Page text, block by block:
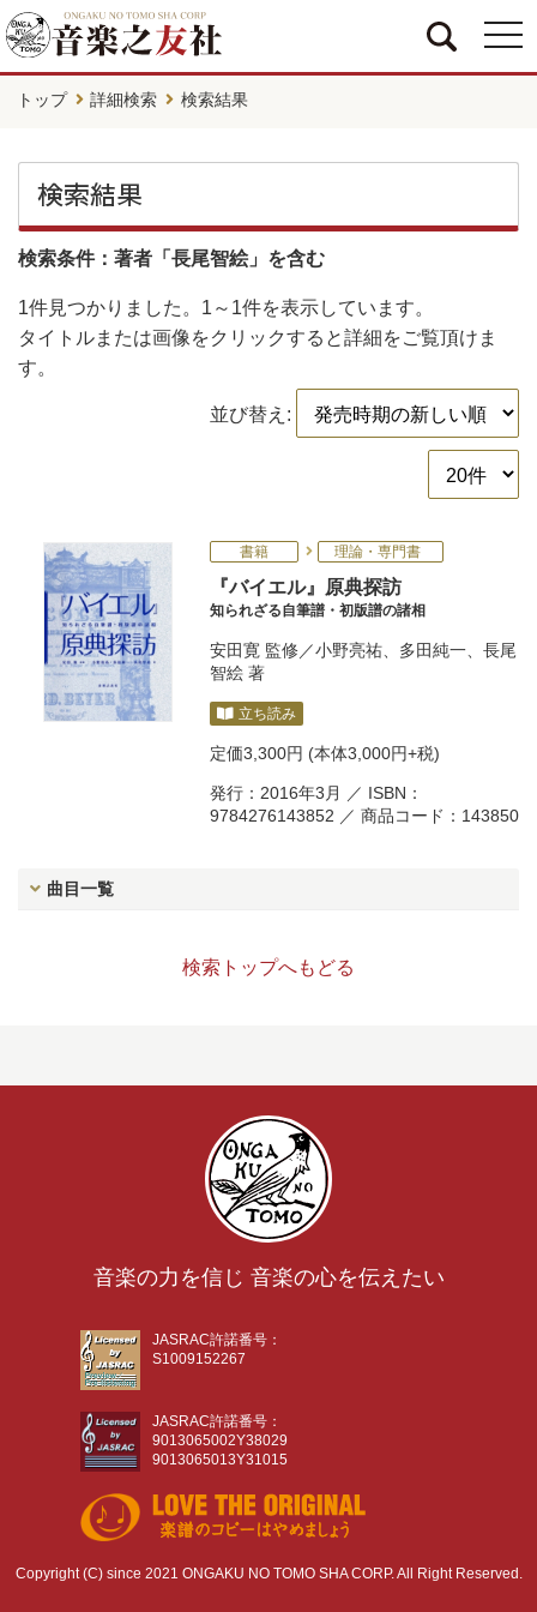
トップ 詳細検索 検索結果
検索結果
検索条件：著者「長尾智絵」を含む
1件見つかりました。 1～1件を表示しています。
タイトルまたは画像をクリックすると詳細をご覧頂けま
す。
並び替え:
書籍 理論・専門書
『バイエル』原典探訪
知られざる自筆譜・初版譜の諸相
安田寛 監修／小野亮祐 多田純一
長尾
智絵 著
立ち読み
定価3,300円 (本体3,000円+税)
発行：2016年3月 ／ ISBN：
9784276143852 ／ 商品コード：143850
曲目一覧
検索トップへもどる
音楽の力を信じ 音楽の心を伝えたい
JASRAC許諾番号：
S1009152267
JASRAC許諾番号：
9013065002Y38029
9013065013Y31015
Copyright (C) since 2021 ONGAKU NO TOMO SHA CORP. All Right Reserved.